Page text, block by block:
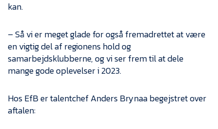
kan.
– Så vi er meget glade for også fremadrettet at være
en vigtig del af regionens hold og
samarbejdsklubberne, og vi ser frem til at dele
mange gode oplevelser i 2023.
Hos EfB er talentchef Anders Brynaa begejstret over
aftalen: